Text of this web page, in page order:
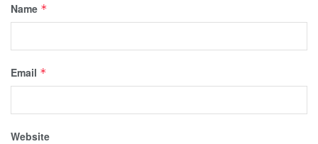
Name *
Email *
Website